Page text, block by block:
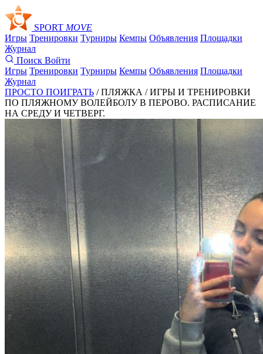
SPORT MOVE
Игры Тренировки Турниры Кемпы Объявления Площадки
Журнал
Поиск Войти
Игры Тренировки Турниры Кемпы Объявления Площадки
Журнал
ПРОСТО ПОИГРАТЬ / ПЛЯЖКА /ИГРЫ И ТРЕНИРОВКИ
ПО ПЛЯЖНОМУ ВОЛЕЙБОЛУ В ПЕРОВО. РАСПИСАНИЕ
НА СРЕДУ И ЧЕТВЕРГ.